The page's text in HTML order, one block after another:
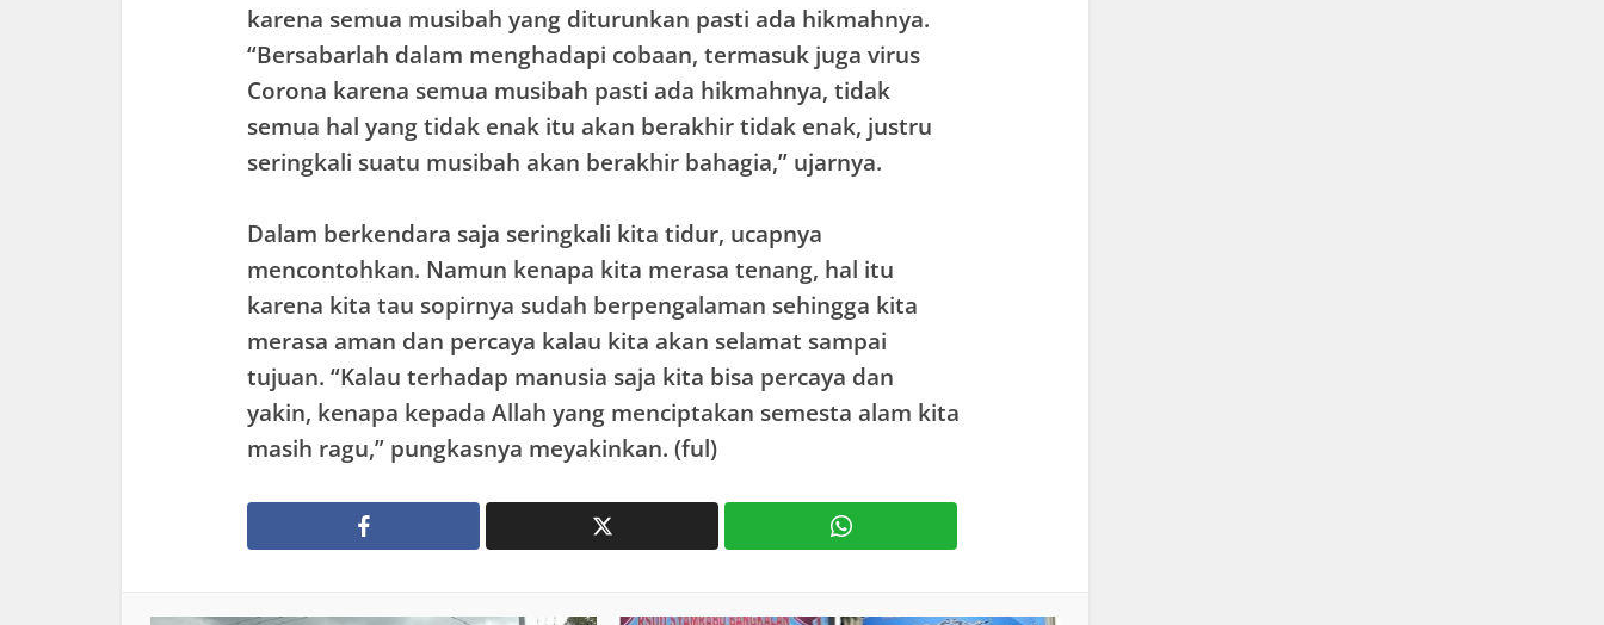
karena semua musibah yang diturunkan pasti ada hikmahnya.
“Bersabarlah dalam menghadapi cobaan, termasuk juga virus
Corona karena semua musibah pasti ada hikmahnya, tidak
semua hal yang tidak enak itu akan berakhir tidak enak, justru
seringkali suatu musibah akan berakhir bahagia,” ujarnya.
Dalam berkendara saja seringkali kita tidur, ucapnya
mencontohkan. Namun kenapa kita merasa tenang, hal itu
karena kita tau sopirnya sudah berpengalaman sehingga kita
merasa aman dan percaya kalau kita akan selamat sampai
tujuan. “Kalau terhadap manusia saja kita bisa percaya dan
yakin, kenapa kepada Allah yang menciptakan semesta alam kita
masih ragu,” pungkasnya meyakinkan. (ful)